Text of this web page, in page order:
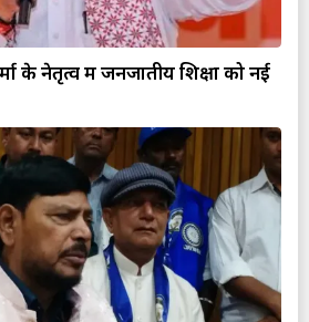
के नेतृत्व में जनजातीय शिक्षा को नई